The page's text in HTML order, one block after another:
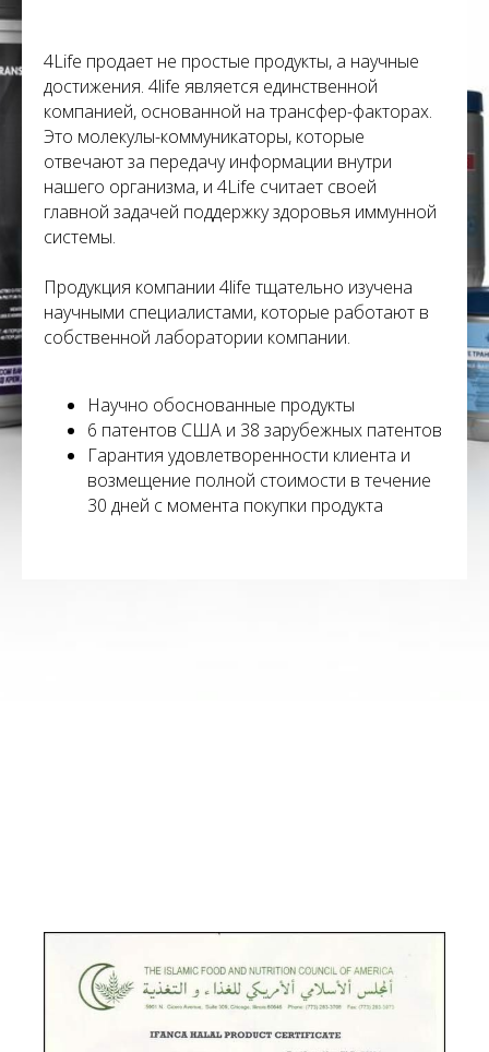
4Life продает не простые продукты, а научные
достижения. 4life является единственной
компанией, основанной на трансфер-факторах.
Это молекулы-коммуникаторы, которые
отвечают за передачу информации внутри
нашего организма, и 4Life считает своей
главной задачей поддержку здоровья иммунной
системы.
Продукция компании 4life тщательно изучена
научными специалистами, которые работают в
собственной лаборатории компании.
Научно обоснованные продукты
6 патентов США и 38 зарубежных патентов
Гарантия удовлетворенности клиента и
возмещение полной стоимости в течение
30 дней с момента покупки продукта